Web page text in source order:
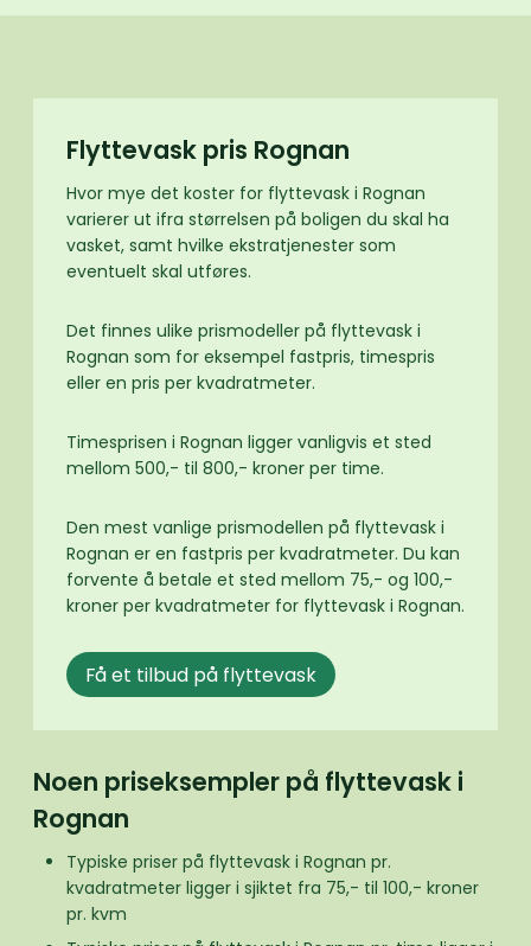
Flyttevask pris Rognan
Hvor mye det koster for flyttevask i Rognan
varierer ut ifra størrelsen på boligen du skal ha
vasket, samt hvilke ekstratjenester som
eventuelt skal utføres.
Det finnes ulike prismodeller på flyttevask i
Rognan som for eksempel fastpris, timespris
eller en pris per kvadratmeter.
Timesprisen i Rognan ligger vanligvis et sted
mellom 500,- til 800,- kroner per time.
Den mest vanlige prismodellen på flyttevask i
Rognan er en fastpris per kvadratmeter. Du kan
forvente å betale et sted mellom 75,- og 100,-
kroner per kvadratmeter for flyttevask i Rognan.
Få et tilbud på flyttevask
Noen priseksempler på flyttevask i
Rognan
Typiske priser på flyttevask i Rognan pr.
kvadratmeter ligger i sjiktet fra 75,- til 100,- kroner
pr. kvm